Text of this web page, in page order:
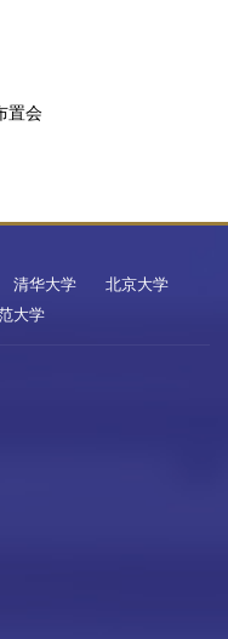
置会
清华大学
北京大学
大学